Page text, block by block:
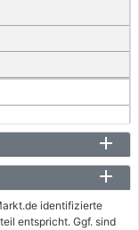
identifizierte
entspricht. Ggf. sind